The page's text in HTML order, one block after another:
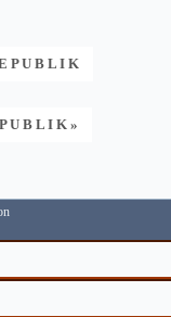
P U B L I K
U B L I K »